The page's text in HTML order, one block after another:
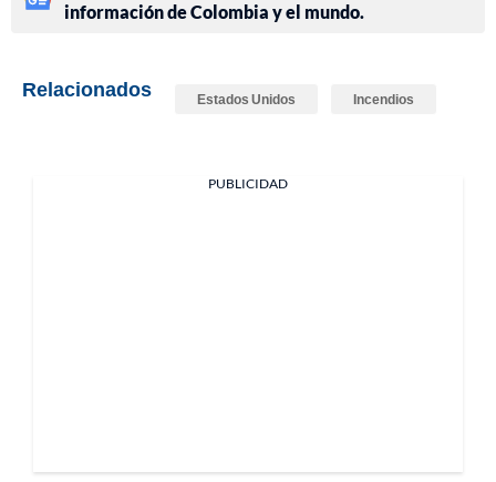
información de Colombia y el mundo.
Relacionados Estados Unidos Incendios
PUBLICIDAD